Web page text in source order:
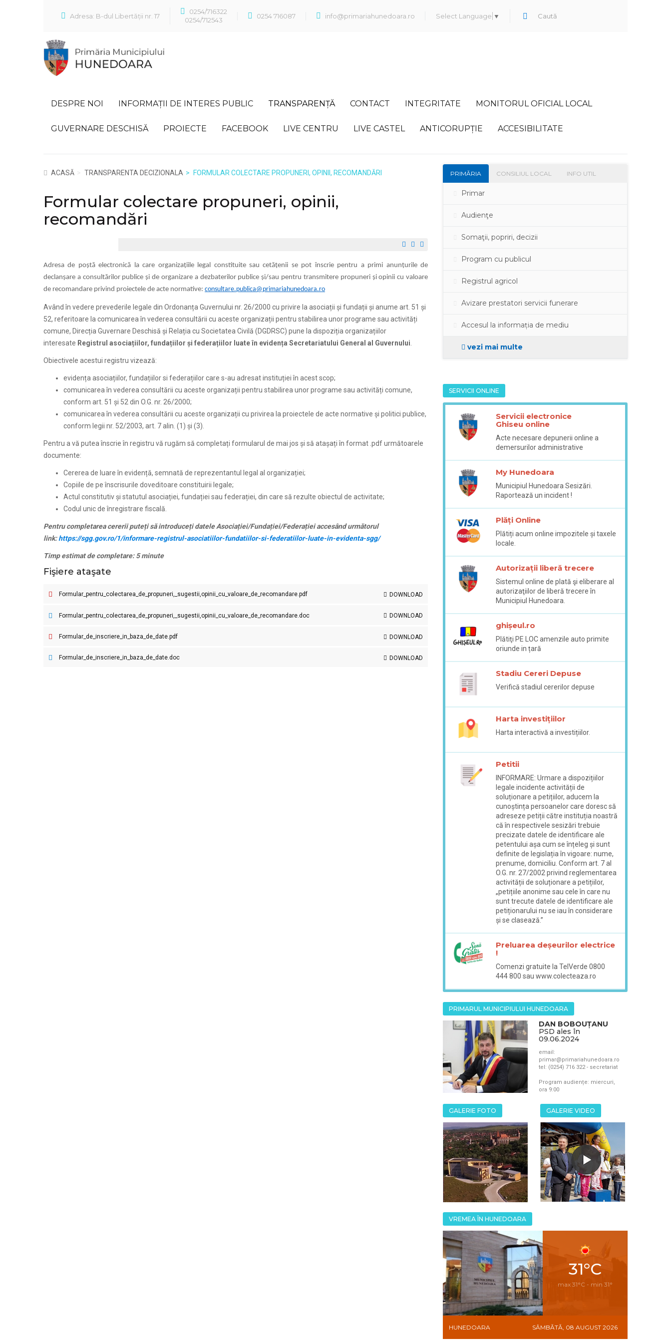
Adresa: B-dul Libertății nr. 17
0254/716322
0254/712543
0254 716087 info@primariahunedoara.ro Select Language ▼
DESPRE NOI INFORMAȚII DE INTERES PUBLIC TRANSPARENȚĂ CONTACT INTEGRITATE MONITORUL OFICIAL LOCAL
GUVERNARE DESCHISĂ PROIECTE FACEBOOK LIVE CENTRU LIVE CASTEL ANTICORUPȚIE ACCESIBILITATE
ACASĂ TRANSPARENTA DECIZIONALA FORMULAR COLECTARE PROPUNERI, OPINII, RECOMANDĂRI
Formular colectare propuneri, opinii,
recomandări
Adresa de poștă electronică la care organizațiile legal constituite sau cetățenii se pot înscrie pentru a primi anunțurile de
declanșare a consultărilor publice și de organizare a dezbaterilor publice și/sau pentru transmitere propuneri și opinii cu valoare
de recomandare privind proiectele de acte normative: consultare.publica@primariahunedoara.ro
Având în vedere prevederile legale din Ordonanța Guvernului nr. 26/2000 cu privire la asociații și fundații și anume art. 51 și
52, referitoare la comunicarea în vederea consultării cu aceste organizații pentru stabilirea unor programe sau activități
comune, Direcția Guvernare Deschisă și Relația cu Societatea Civilă (DGDRSC) pune la dispoziția organizațiilor
interesate Registrul asociațiilor, fundațiilor și federațiilor luateîn evidența Secretariatului General al Guvernului
Obiectivele acestui registru vizează:
evidența asociațiilor, fundațiilor si federațiilor care s-au adresat instituției în acest scop;
comunicarea în vederea consultării cu aceste organizații pentru stabilirea unor programe sau activități comune,
conform art. 51 și 52 din O.G. nr. 26/2000;
comunicarea în vederea consultării cu aceste organizații cu privirea la proiectele de acte normative și politici publice,
conform legii nr. 52/2003, art. 7 alin. (1) și (3).
Pentru a vă putea înscrie în registru vă rugăm să completați formularul de mai jos și să atașați în format .pdf următoarele
documente:
Cererea de luare în evidență, semnată de reprezentantul legal al organizației;
Copiile de pe înscrisurile doveditoare constituirii legale;
Actul constitutiv și statutul asociației, fundației sau federației, din care să rezulte obiectul de activitate;
Codul unic de înregistrare fiscală.
Pentru completarea cererii puteți să introduceți datele Asociației/Fundației/Federației accesând următorul
link:https://sgg.gov.ro/1/informare-registrul-asociatiilor-fundatiilor-si-federatiilor-luate-in-evidenta-sgg/
Timp estimat de completare: 5 minute
Fişiere ataşate
Formular_pentru_colectarea_de_propuneri,_sugestii,opinii_cu_valoare_de_recomandare.pdf DOWNLOAD
Formular_pentru_colectarea_de_propuneri,_sugestii,opinii_cu_valoare_de_recomandare.doc DOWNLOAD
Formular_de_inscriere_in_baza_de_date.pdf DOWNLOAD
Formular_de_inscriere_in_baza_de_date.doc DOWNLOAD
PRIMĂRIA CONSILIUL LOCAL INFO UTIL
Primar
Audienţe
Somaţii, popriri, decizii
Program cu publicul
Registrul agricol
Avizare prestatori servicii funerare
Accesul la informația de mediu
vezi mai multe
SERVICII ONLINE
Servicii electronice
Ghiseu online
Acte necesare depunerii online a
demersurilor administrative
My Hunedoara
Municipiul Hunedoara Sesizări.
Raportează un incident !
Plăți Online
Plătiți acum online impozitele și taxele
locale.
Autorizații liberă trecere
Sistemul online de plată şi eliberare al
autorizaţiilor de liberă trecere în
Municipiul Hunedoara.
ghișeul.ro
Plătiţi PE LOC amenzile auto primite
oriunde in țară
Stadiu Cereri Depuse
Verifică stadiul cererilor depuse
Harta investițiilor
Harta interactivă a investițiilor.
Petitii
INFORMARE: Urmare a dispozițiilor
legale incidente activității de
soluționare a petițiilor, aducem la
cunoștința persoanelor care doresc să
adreseze petiții către instituția noastră
că în respectivele sesizări trebuie
precizate datele de identificare ale
petentului așa cum se înțeleg și sunt
definite de legislația în vigoare: nume,
prenume, domiciliu. Conform art. 7 al
O.G. nr. 27/2002 privind reglementarea
activității de soluționare a petițiilor,
„petițiile anonime sau cele în care nu
sunt trecute datele de identificare ale
petiționarului nu se iau în considerare
și se clasează.”
Preluarea deșeurilor electrice
!
Comenzi gratuite la TelVerde 0800
444 800 sau www.colecteaza.ro
PRIMARUL MUNICIPIULUI HUNEDOARA
DAN BOBOUȚANU
PSD ales în
09.06.2024
email:
primar@primariahunedoara.ro
tel: (0254) 716 322 - secretariat
Program audiențe: miercuri,
ora 9:00
GALERIE FOTO GALERIE VIDEO
VREMEA ÎN HUNEDOARA
31°C
max 31°C - min 31°
HUNEDOARA SÂMBĂTĂ, 08 AUGUST 2026